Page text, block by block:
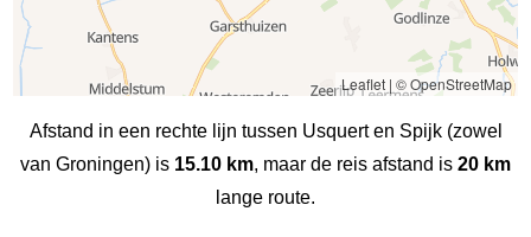
Leaflet| © OpenStreetMap
Afstand in een rechte lijn tussen Usquert en Spijk (zowel
van Groningen) is 15.10 km, maar de reis afstand is 20 km
lange route.